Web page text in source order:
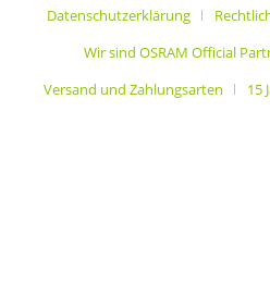
Datenschutzerklärung
Wir sind OSRAM Official
Versand und Zahlungsarten
15